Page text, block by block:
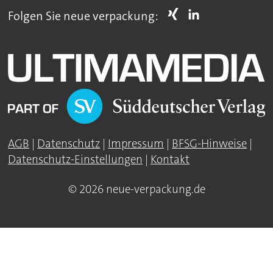
Folgen Sie neue verpackung:
AGB | Datenschutz | Impressum | BFSG-Hinweise |
Datenschutz-Einstellungen | Kontakt
© 2026 neue-verpackung.de